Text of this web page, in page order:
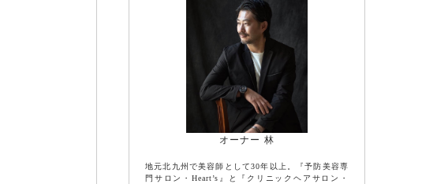
オーナー 林
地元北九州で美容師として30年以上。『予防美容専
門サロン・Heart’s』と『クリニックヘアサロン・